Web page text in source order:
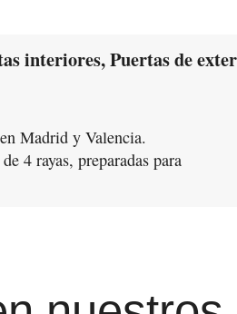
interiores, Puertas de
Madrid y Valencia.
4 rayas, preparadas para